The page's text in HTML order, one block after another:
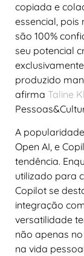
copiada e
essencial,
são 100%
seu potencial
produzido
afirma Taline
A
Open AI, e
tendência.
utilizado para
Copilot se
integração
versatilidade
não apenas
na vida